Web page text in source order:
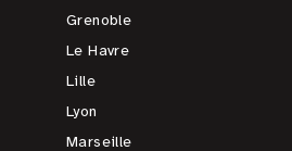
Grenoble
Le Havre
Lille
Lyon
Marseille